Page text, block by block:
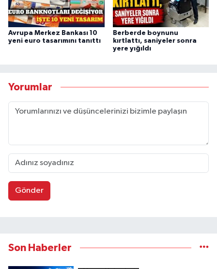
Avrupa Merkez Bankası 10
yeni euro tasarımını tanıttı
Berberde boynunu
kırtlattı, saniyeler sonra
yere yığıldı
Yorumlar
Gönder
Son Haberler